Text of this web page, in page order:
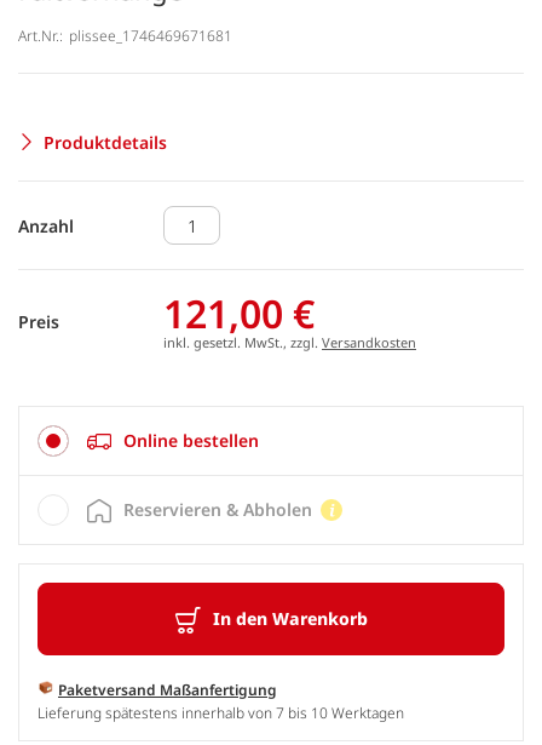
Art.Nr.: plissee_1746469671681
Produktdetails
Anzahl
Preis 121,00 €
inkl. gesetzl. MwSt., zzgl. Versandkosten
Online bestellen
In den Warenkorb
Paketversand Maßanfertigung
Lieferung spätestens innerhalb von 7 bis 10 Werktagen
Reservieren & Abholen